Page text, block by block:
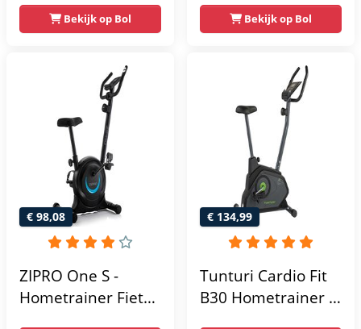
Verstelbaar Zadel -
0-100% weerstand
Hartslagfunctie -
Max 130kg -
Extreem Stil
Bekijk op Bol
Weerstandniveau's
- Verstelbaar zadel
Tablethouder -
Max. 120 kg
Gebruikersgewicht
- Fitnessfiets
Bekijk op Bol
€ 98,08
ZIPRO One S -
Hometrainer Fiets -
€ 134,99
Tunturi Cardio Fit
B30 Hometrainer -